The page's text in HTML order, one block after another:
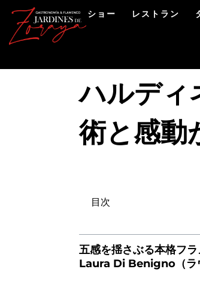
ショー レストラン
ハルデ
術と感動
目次
五感を揺さぶる本格フ
Laura Di Benigno（ラ